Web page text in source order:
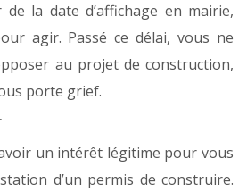
la date d’affichage en mairie,
agir. Passé ce délai, vous ne
au projet de construction,
porte grief.
un intérêt légitime pour vous
d’un permis de construire.